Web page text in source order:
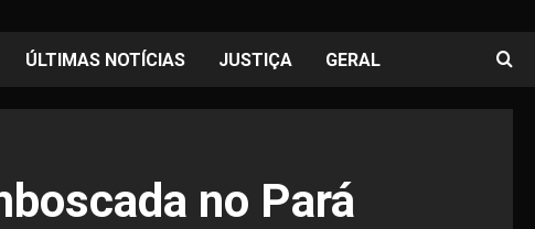
ÚLTIMAS NOTÍCIAS JUSTIÇA GERAL
no Pará